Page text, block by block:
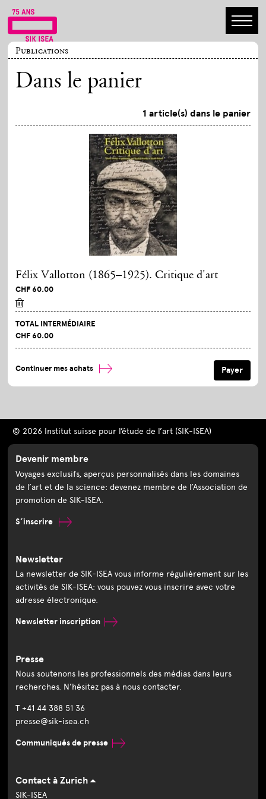
Publications
Dans le panier
1 article(s) dans le panier
Félix Vallotton (1865–1925). Critique d'art
CHF 60.00
TOTAL INTERMÉDIAIRE
CHF 60.00
Continuer mes achats
© 2026 Institut suisse pour l’étude de l’art (SIK-ISEA)
Devenir membre
Voyages exclusifs, aperçus personnalisés dans les domaines
de l’art et de la science: devenez membre de l’Association de
promotion de SIK-ISEA.
S’inscrire
Newsletter
La newsletter de SIK-ISEA vous informe régulièrement sur les
activités de SIK-ISEA: vous pouvez vous inscrire avec votre
adresse électronique.
Newsletter inscription
Presse
Nous soutenons les professionnels des médias dans leurs
recherches. N’hésitez pas à nous contacter.
T +41 44 388 51 36
presse@sik-isea.ch
Communiqués de presse
Contact à Zurich
SIK-ISEA